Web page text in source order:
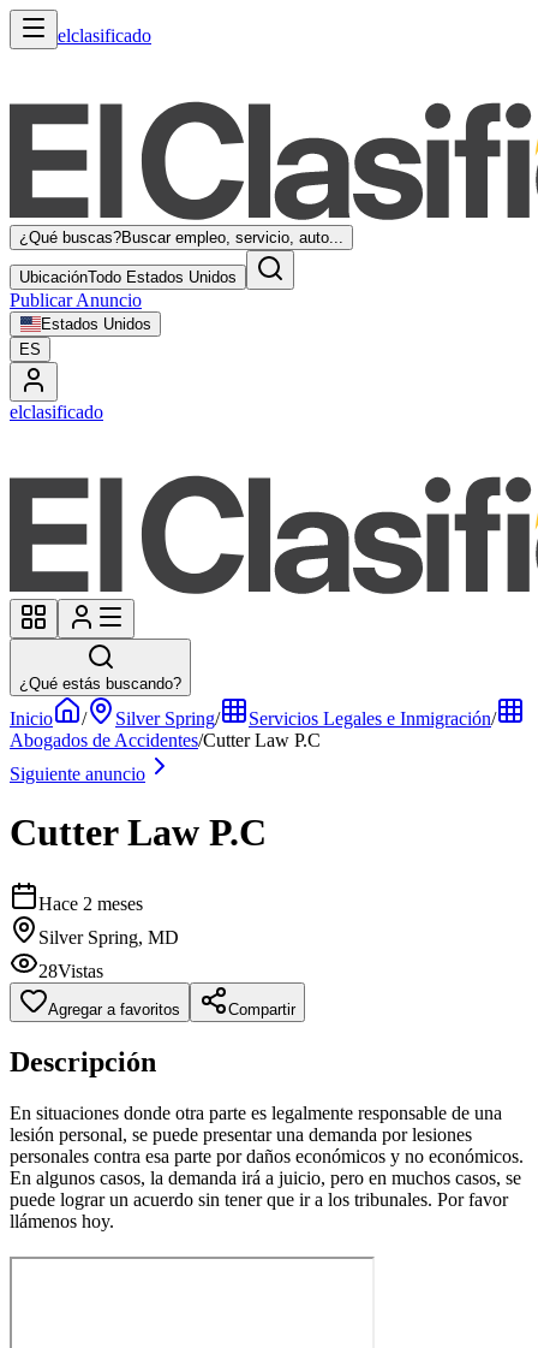
elclasificado
¿Qué buscas?Buscar empleo, servicio, auto...
UbicaciónTodo Estados Unidos
Publicar Anuncio
Estados Unidos
ES
elclasificado
¿Qué estás buscando?
Inicio / Silver Spring/ Servicios Legales e Inmigración/
Abogados de Accidentes/Cutter Law P.C
Siguiente anuncio
Cutter Law P.C
Hace 2 meses
Silver Spring, MD
28Vistas
Agregar a favoritos Compartir
Descripción
En situaciones donde otra parte es legalmente responsable de una
lesión personal, se puede presentar una demanda por lesiones
personales contra esa parte por daños económicos y no económicos.
En algunos casos, la demanda irá a juicio, pero en muchos casos, se
puede lograr un acuerdo sin tener que ir a los tribunales. Por favor
llámenos hoy.